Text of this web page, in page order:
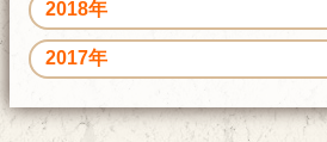
2018年
2017年